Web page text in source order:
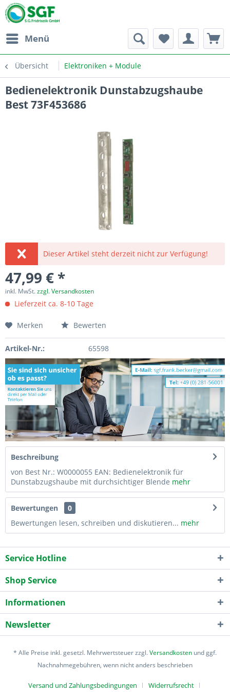
Menü
Übersicht Elektroniken + Module
Bedienelektronik Dunstabzugshaube
Best 73F453686
Dieser Artikel steht derzeit nicht zur Verfügung!
47,99 € *
inkl. MwSt.zzgl. Versandkosten
Lieferzeit ca. 8-10 Tage
Merken Bewerten
Artikel-Nr.: 65598
Beschreibung
von Best Nr.: W0000055 EAN: Bedienelektronik für
Dunstabzugshaube mit durchsichtiger Blende mehr
Bewertungen
0
Bewertungen lesen, schreiben und diskutieren... mehr
Service Hotline
Shop Service
Informationen
Newsletter
* Alle Preise inkl. gesetzl. Mehrwertsteuer zzgl.Versandkosten und ggf.
Nachnahmegebühren, wenn nicht anders beschrieben
Versand und Zahlungsbedingungen Widerrufsrecht